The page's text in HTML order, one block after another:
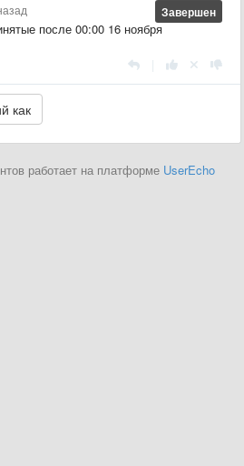
Завершен
после 00:00 16 ноября
работает на платформе UserEcho